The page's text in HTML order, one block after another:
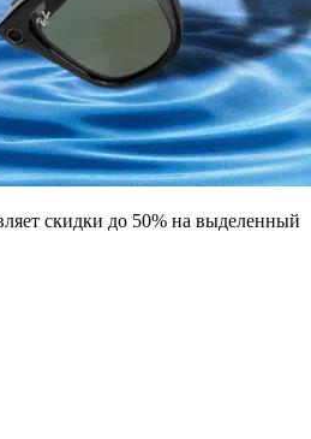
скидки до 50% на выделенный